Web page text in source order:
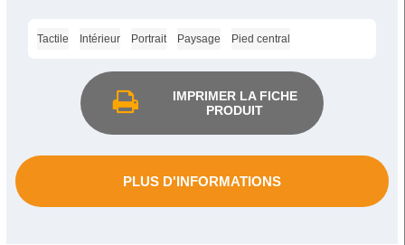
Tactile Intérieur Portrait Paysage Pied central
IMPRIMER LA FICHE
PRODUIT
PLUS D'INFORMATIONS